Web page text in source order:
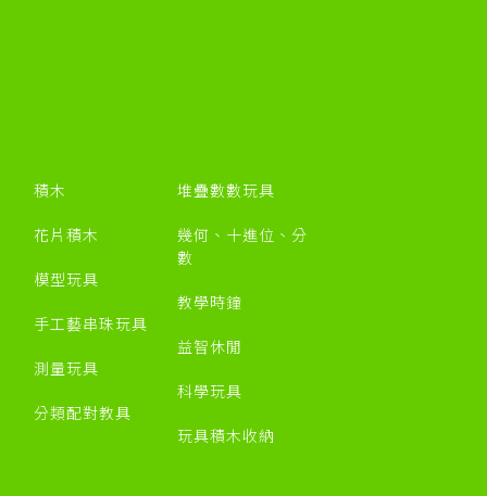
積木
花片積木
模型玩具
手工藝串珠玩具
測量玩具
分類配對教具
堆疊數數玩具
幾何、十進位、分
數
教學時鐘
益智休閒
科學玩具
玩具積木收納